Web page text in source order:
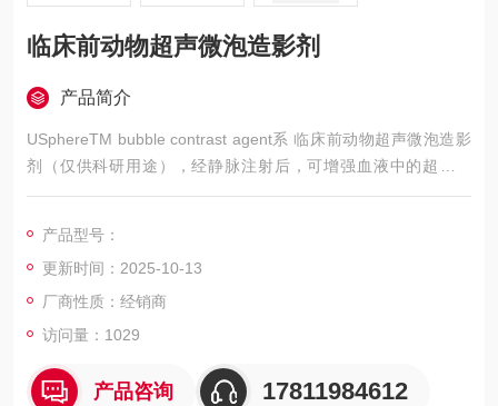
临床前动物超声微泡造影剂
产品简介
USphereTM bubble contrast agent系 临床前动物超声微泡造影
剂（仅供科研用途），经静脉注射后，可增强血液中的超声信
号，达到增强心血管疾病诊断或肿瘤检测等目的。本超声造影剂
olipids）材料作为壳层的单层膜微气泡（Microbubble）。
产品型号：
更新时间：2025-10-13
厂商性质：经销商
访问量：1029
产品咨询 17811984612